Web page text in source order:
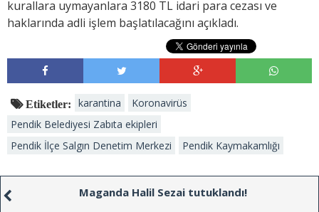
kurallara uymayanlara 3180 TL idari para cezası ve
haklarında adli işlem başlatılacağını açıkladı.
Etiketler: karantina
Koronavirüs
Pendik Belediyesi Zabıta ekipleri
Pendik İlçe Salgın Denetim Merkezi
Pendik Kaymakamlığı
Maganda Halil Sezai tutuklandı!